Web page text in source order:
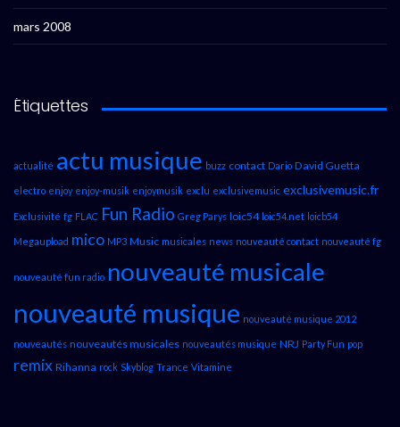
mars 2008
Étiquettes
actualité actu musique buzz contact Dario David Guetta
electro enjoy enjoy-musik enjoymusik exclu exclusivemusic exclusivemusic.fr
Exclusivité fg FLAC Fun Radio Greg Parys loic54 loic54.net loicb54
Megaupload mico MP3 Music musicales news nouveauté contact nouveauté fg
nouveauté fun radio nouveauté musicale
nouveauté musique nouveauté musique 2012
nouveautés nouveautés musicales nouveautés musique NRJ Party Fun pop
remix Rihanna rock Skyblog Trance Vitamine